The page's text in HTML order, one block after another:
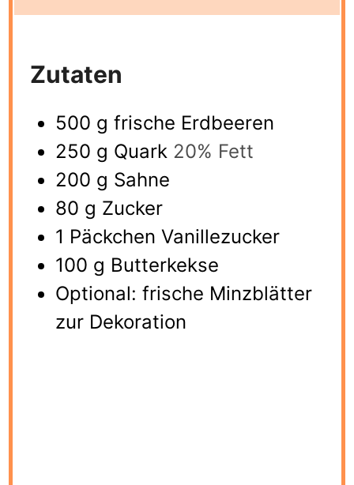
Zutaten
500 g frische Erdbeeren
250 g Quark 20% Fett
200 g Sahne
80 g Zucker
1 Päckchen Vanillezucker
100 g Butterkekse
Optional: frische Minzblätter
zur Dekoration